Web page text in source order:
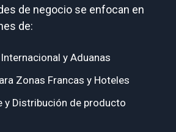
de negocio se enfocan en
de:
y Aduanas
Zonas Francas y Hoteles
y Distribución de producto